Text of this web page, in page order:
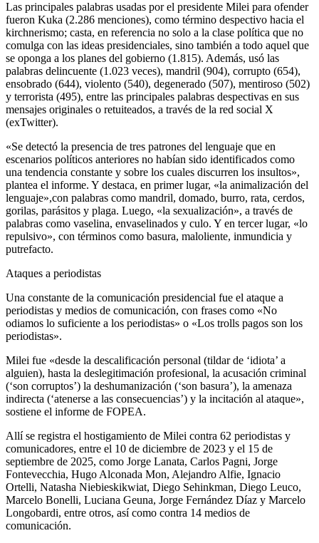
Las principales palabras usadas por el presidente Milei para ofender
fueron Kuka (2.286 menciones), como término despectivo hacia el
kirchnerismo; casta, en referencia no solo a la clase política que no
comulga con las ideas presidenciales, sino también a todo aquel que
se oponga a los planes del gobierno (1.815). Además, usó las
palabras delincuente (1.023 veces), mandril (904), corrupto (654),
ensobrado (644), violento (540), degenerado (507), mentiroso (502)
y terrorista (495), entre las principales palabras despectivas en sus
mensajes originales o retuiteados, a través de la red social X
(exTwitter).
«Se detectó la presencia de tres patrones del lenguaje que en
escenarios políticos anteriores no habían sido identificados como
una tendencia constante y sobre los cuales discurren los insultos»,
plantea el informe. Y destaca, en primer lugar, «la animalización del
lenguaje»,con palabras como mandril, domado, burro, rata, cerdos,
gorilas, parásitos y plaga. Luego, «la sexualización», a través de
palabras como vaselina, envaselinados y culo. Y en tercer lugar, «lo
repulsivo», con términos como basura, maloliente, inmundicia y
putrefacto.
Ataques a periodistas
Una constante de la comunicación presidencial fue el ataque a
periodistas y medios de comunicación, con frases como «No
odiamos lo suficiente a los periodistas» o «Los trolls pagos son los
periodistas».
Milei fue «desde la descalificación personal (tildar de ‘idiota’ a
alguien), hasta la deslegitimación profesional, la acusación criminal
(‘son corruptos’) la deshumanización (‘son basura’), la amenaza
indirecta (‘atenerse a las consecuencias’) y la incitación al ataque»,
sostiene el informe de FOPEA.
Allí se registra el hostigamiento de Milei contra 62 periodistas y
comunicadores, entre el 10 de diciembre de 2023 y el 15 de
septiembre de 2025, como Jorge Lanata, Carlos Pagni, Jorge
Fontevecchia, Hugo Alconada Mon, Alejandro Alfie, Ignacio
Ortelli, Natasha Niebieskikwiat, Diego Sehinkman, Diego Leuco,
Marcelo Bonelli, Luciana Geuna, Jorge Fernández Díaz y Marcelo
Longobardi, entre otros, así como contra 14 medios de
comunicación.